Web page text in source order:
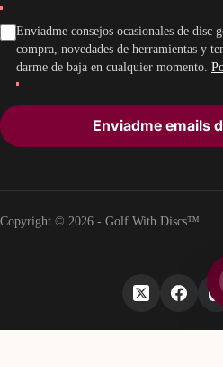
Enviadme consejos ocasionales de disc
compra, novedades de herramientas y
darme de baja en cualquier momento.
Enviadme emails
Copyright © 2026 - Golf With Discs™